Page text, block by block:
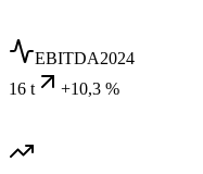
EBITDA2024
16 t
+10,3 %